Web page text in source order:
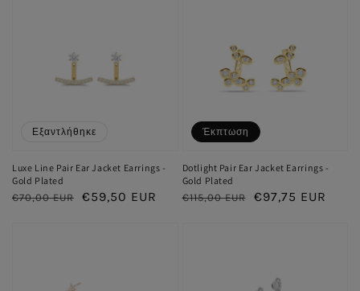
Luxe Line Pair Ear Jacket Earrings -
Gold Plated
Κανονική
€70,00 EUR
Τιμή
€59,50 EUR
Εξαντλήθηκε
Dotlight Pair Ear Jacket Earrings -
Gold Plated
Κανονική
€115,00 EUR
Τιμή
€97,75 EUR
Έκπτωση